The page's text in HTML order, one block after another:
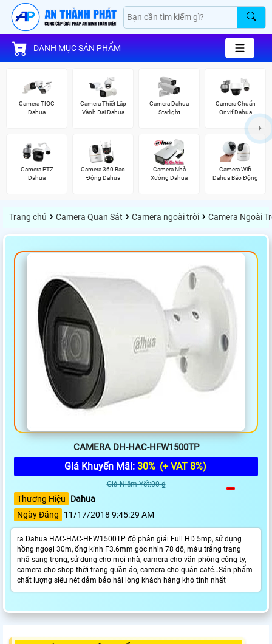
DANH MỤC SẢN PHẨM
Camera TIOC
Dahua
Camera Thiết Lập
Vành Đai Dahua
Camera Dahua
Starlight
Camera Chuẩn
Onvif Dahua
Camera PTZ
Dahua
Camera 360 Bao
Động Dahua
Camera Nhà
Xưởng Dahua
Camera Wifi
Dahua Báo Động
Trang chủ › Camera Quan Sát › Camera ngoài trời › Camera Ngoài
CAMERA DH-HAC-HFW1500TP
Giá Khuyến Mãi: 30% (+ VAT 8%)
Giá Niêm Yết:00 ₫
Thương Hiệu
Dahua
Ngày Đăng
11/17/2018 9:45:29 AM
ra Dahua HAC-HAC-HFW1500TP độ phân giải Full HD 5mp, sử dụng
hồng ngoại 30m, ống kính F3.6mm góc nhìn 78 độ, màu trắng trang
nhã sang trọng, sử dụng cho mọi nhà, camera cho văn phòng công ty,
camera cho shop thời trang quần áo, camera cho quán café…Sản phẩm
chất lượng siêu nét đảm bảo hài lòng khách hàng khó tính nhất